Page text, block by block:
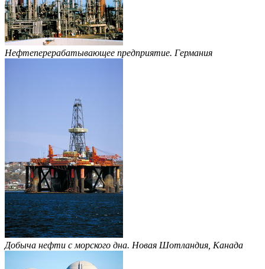
Нефтеперерабатывающее предприятие. Германия
Добыча нефти с морского дна. Новая Шотландия, Канада